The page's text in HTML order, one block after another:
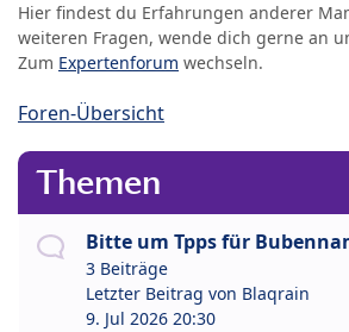
Hier findest du Erfahrungen anderer
weiteren Fragen, wende dich gerne an
Zum Expertenforum wechseln.
Foren-Übersicht
Themen
Bitte um Tpps für
3 Beiträge
Letzter Beitrag von Blaqrain
9. Jul 2026 20:30